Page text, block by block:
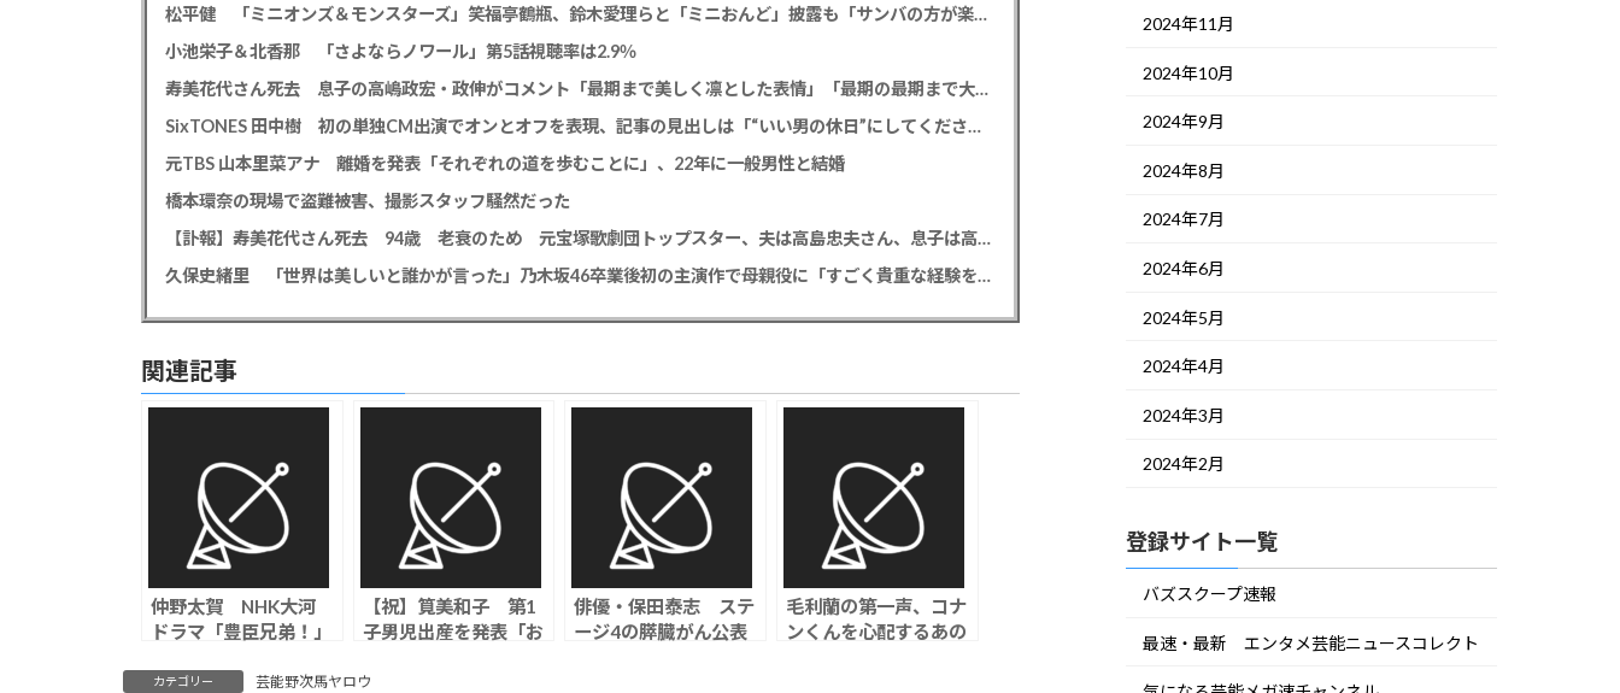
松平健 「ミニオンズ＆モンスターズ」笑福亭鶴瓶、鈴木愛理らと「ミニおんど」披露も「サンバの方が楽」と本音
小池栄子＆北香那 「さよならノワール」第5話視聴率は2.9％
寿美花代さん死去 息子の高嶋政宏・政伸がコメント「最期まで美しく凛とした表情」「最期の最期まで大女優」「
SixTONES 田中樹 初の単独CM出演でオンとオフを表現、記事の見出しは「“いい男の休日”にしてください」とアピール
元TBS 山本里菜アナ 離婚を発表「それぞれの道を歩むことに」、22年に一般男性と結婚
橋本環奈の現場で盗難被害、撮影スタッフ騒然だった
【訃報】寿美花代さん死去 94歳 老衰のため 元宝塚歌劇団トップスター、夫は高島忠夫さん、息子は高嶋政宏・政伸
久保史緒里 「世界は美しいと誰かが言った」乃木坂46卒業後初の主演作で母親役に「すごく貴重な経験をさせていただいた」
関連記事
仲野太賀 NHK大河
ドラマ「豊臣兄弟！」
イズ出演＆親子共演に
【祝】筧美和子 第1
子男児出産を発表「お
ゃん力を合わせて」
俳優・保田泰志 ステ
ージ4の膵臓がん公表
毛利蘭の第一声、コナ
ンくんを心配するあの
カテゴリー 芸能野次馬ヤロウ
2024年11月
2024年10月
2024年9月
2024年8月
2024年7月
2024年6月
2024年5月
2024年4月
2024年3月
2024年2月
登録サイト一覧
バズスクープ速報
最速・最新 エンタメ芸能ニュースコレクト